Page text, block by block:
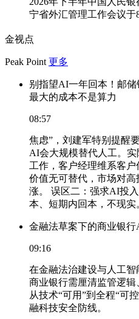
宁省外汇管理工作会议于
金视点
Peak Point 更多
别指望AI一年回本！邮
最大的成本不是算力
08:57
焦虑”，刘建军特别提醒
AI会大规模替代人工。
工作，客户经理维系客
价值无可替代，市场对
涨。 误区二：强求AI投
本、短期内回本，不现实
金融法草案下的商业银行
09:16
在金融法治建设与人工智
商业银行需厘清监管逻
从技术“可用”到全程“可
融科技安全防线。